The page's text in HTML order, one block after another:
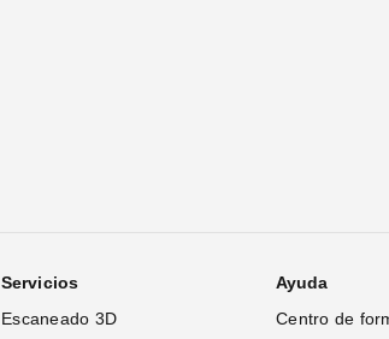
Servicios
Escaneado 3D
Ayuda
Centro de